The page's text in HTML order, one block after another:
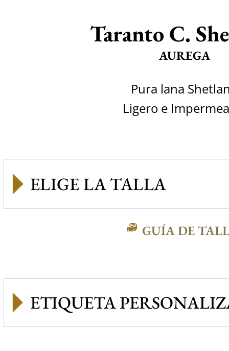
Taranto C.
AUREGA
Pura lana
Ligero e
GUÍA DE
ETIQUETA